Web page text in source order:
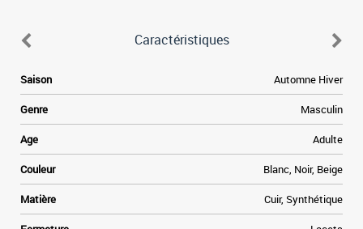
Caractéristiques
Saison Automne Hiver
Genre Masculin
Age Adulte
Couleur Blanc, Noir, Beige
Matière Cuir, Synthétique